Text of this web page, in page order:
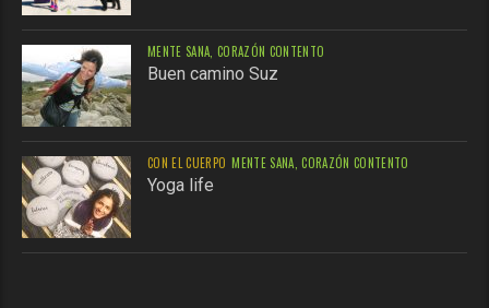
MENTE SANA, CORAZÓN CONTENTO
Buen camino Suz
CON EL CUERPO MENTE SANA, CORAZÓN CONTENTO
Yoga life